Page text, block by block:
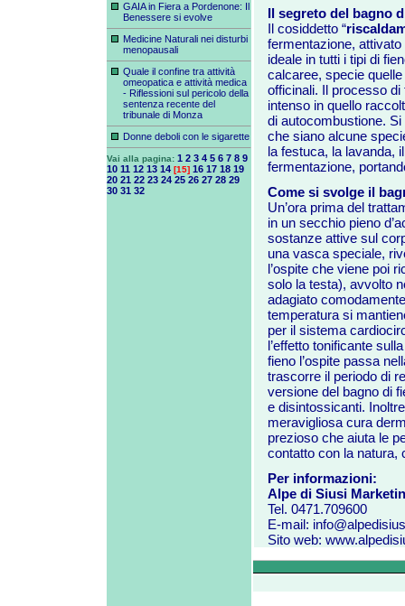
GAIA in Fiera a Pordenone: Il
Benessere si evolve
Medicine Naturali nei disturbi
menopausali
Quale il confine tra attività
omeopatica e attività medica
- Riflessioni sul pericolo della
sentenza recente del
tribunale di Monza
Donne deboli con le sigarette
Vai alla pagina: 1 2 3 4 5 6 7 8 9
10 11 12 13 14 [15] 16 17 18 19
20 21 22 23 24 25 26 27 28 29
30 31 32
Il segreto del bagno
Il cosiddetto “
fermentazione,
ideale in tutti i tipi di
calcaree, specie
officinali. Il processo
intenso in quello
di autocombustione.
che siano alcune
la festuca, la lavanda,
fermentazione,
Come si svolge il
Un’ora prima del
in un secchio pieno
sostanze attive sul
una vasca speciale,
l’ospite che viene poi
solo la testa), avvolto
adagiato
temperatura si
per il sistema
l’effetto tonificante
fieno l’ospite passa
trascorre il periodo di
versione del bagno di
e disintossicanti.
meravigliosa cura
prezioso che aiuta le
contatto con la natura,
Per informazioni:
Alpe di Siusi
Tel. 0471.709600
E-mail:
Sito web: